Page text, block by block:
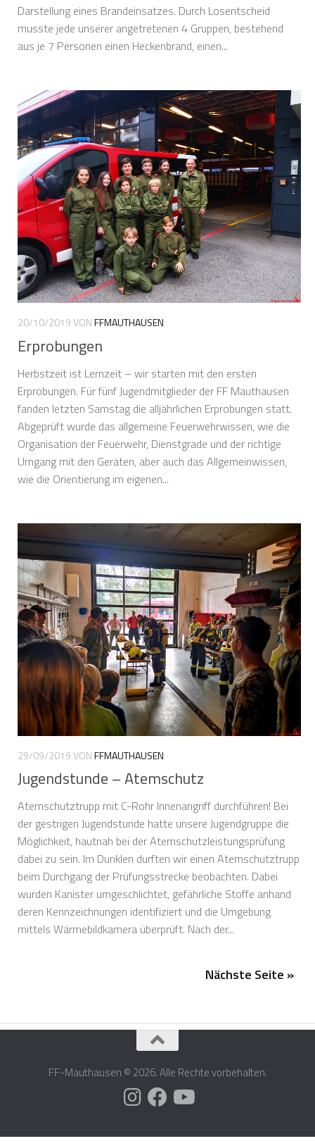
Darstellung eines Brandeinsatzes. Durch Losentscheid
musste jede unserer angetretenen 4 Gruppen, bestehend
aus je 7 Personen einen Heckenbrand, einen...
20/10/2019VONFFMAUTHAUSEN
Erprobungen
Herbstzeit ist Lernzeit – wir starten mit den ersten
Erprobungen. Für fünf Jugendmitglieder der FF Mauthausen
fanden letzten Samstag die alljährlichen Erprobungen statt.
Abgeprüft wurde das allgemeine Feuerwehrwissen, wie die
Organisation der Feuerwehr, Dienstgrade und der richtige
Umgang mit den Geräten, aber auch das Allgemeinwissen,
wie die Orientierung im eigenen...
29/09/2019VONFFMAUTHAUSEN
Jugendstunde – Atemschutz
Atemschutztrupp mit C-Rohr Innenangriff durchführen! Bei
der gestrigen Jugendstunde hatte unsere Jugendgruppe die
Möglichkeit, hautnah bei der Atemschutzleistungsprüfung
dabei zu sein. Im Dunklen durften wir einen Atemschutztrupp
beim Durchgang der Prüfungsstrecke beobachten. Dabei
wurden Kanister umgeschlichtet, gefährliche Stoffe anhand
deren Kennzeichnungen identifiziert und die Umgebung
mittels Wärmebildkamera überprüft. Nach der...
Nächste Seite »
FF-Mauthausen © 2026. Alle Rechte vorbehalten.